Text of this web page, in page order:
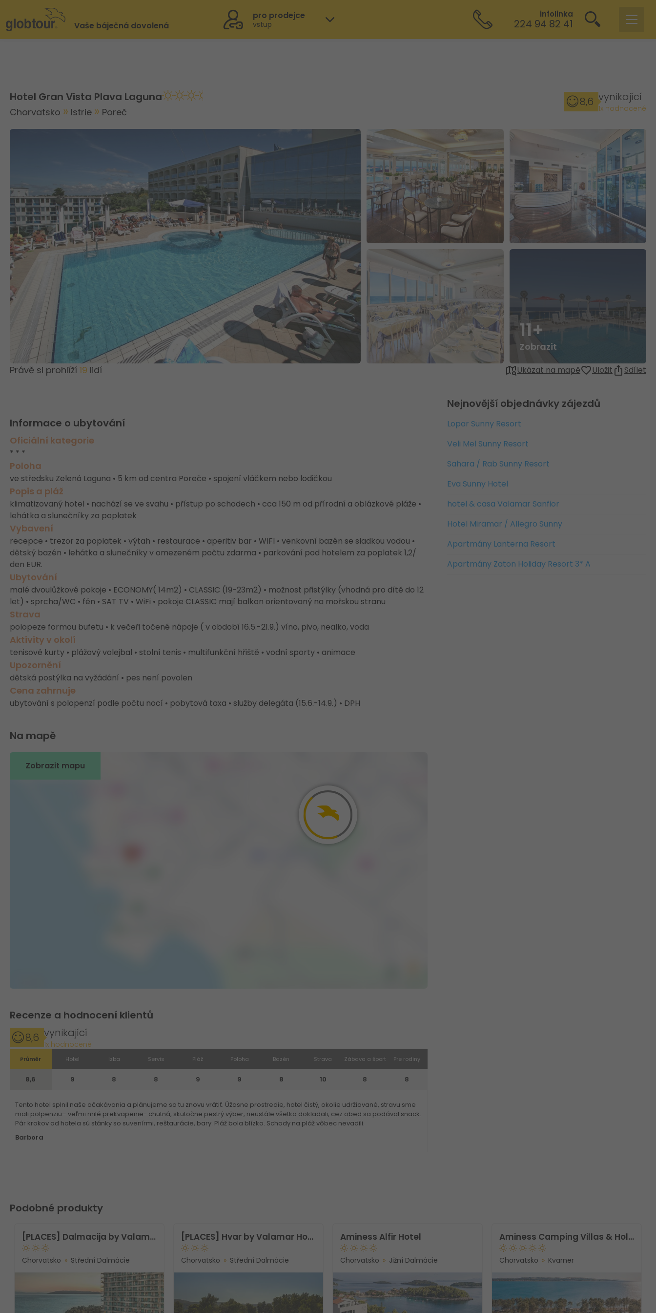
Vaše báječná dovolená
pro prodejce
vstup
infolinka
224 94 82 41
Hotel Gran Vista Plava Laguna
Chorvatsko Istrie Poreč
8,6 vynikající
1x hodnocené
11+
Zobrazit
Právě si prohlíží 19 lidí Ukázat na mapě Uložit Sdílet
Informace o ubytování
Oficiální kategorie
* * *
Poloha
ve středsku Zelená Laguna • 5 km od centra Poreče • spojení vláčkem nebo lodičkou
Popis a pláž
klimatizovaný hotel • nachází se ve svahu • přístup po schodech • cca 150 m od přírodní a oblázkové pláže •
lehátka a slunečníky za poplatek
Vybavení
recepce • trezor za poplatek • výtah • restaurace • aperitiv bar • WIFI • venkovní bazén se sladkou vodou •
dětský bazén • lehátka a slunečníky v omezeném počtu zdarma • parkování pod hotelem za poplatek 1,2/
den EUR.
Ubytování
malé dvoulůžkové pokoje • ECONOMY( 14m2) • CLASSIC (19-23m2) • možnost přistýlky (vhodná pro dítě do 12
let) • sprcha/WC • fén • SAT TV • WiFi • pokoje CLASSIC mají balkon orientovaný na mořskou stranu
Strava
polopeze formou bufetu • k večeři točené nápoje ( v období 16.5.-21.9.) víno, pivo, nealko, voda
Aktivity v okolí
tenisové kurty • plážový volejbal • stolní tenis • multifunkční hřiště • vodní sporty • animace
Upozornění
dětská postýlka na vyžádání • pes není povolen
Cena zahrnuje
ubytování s polopenzí podle počtu nocí • pobytová taxa • služby delegáta (15.6.-14.9.) • DPH
Na mapě
Zobrazit mapu
Recenze a hodnocení klientů
8,6 vynikající
1x hodnocené
Průměr
8,6
Hotel
9
Izba
8
Servis
8
Pláž
9
Poloha
9
Bazén
8
Strava
10
Zábava a šport
8
Pre rodiny
8
Tento hotel splnil naše očakávania a plánujeme sa tu znovu vrátiť. Úžasne prostredie, hotel čistý, okolie udržiavané, stravu sme
mali polpenziu– veľmi milé prekvapenie- chutná, skutočne pestrý výber, neustále všetko dokladali, cez obed sa podával snack.
Pár krokov od hotela sú stánky so suvenírmi, reštaurácie, bary. Pláž bola blízko. Schody na pláž vôbec nevadili.
Barbora
Nejnovější objednávky zájezdů
Lopar Sunny Resort
Veli Mel Sunny Resort
Sahara / Rab Sunny Resort
Eva Sunny Hotel
hotel & casa Valamar Sanfior
Hotel Miramar / Allegro Sunny
Apartmány Lanterna Resort
Apartmány Zaton Holiday Resort 3* A
Podobné produkty
[PLACES] Dalmacija by Valamar Hotel
Chorvatsko Střední Dalmácie
[PLACES] Hvar by Valamar Hotel
Chorvatsko Střední Dalmácie
Aminess Alfir Hotel
Chorvatsko Jižní Dalmácie
Aminess Camping Villas & Holiday Homes Avalona
Chorvatsko Kvarner